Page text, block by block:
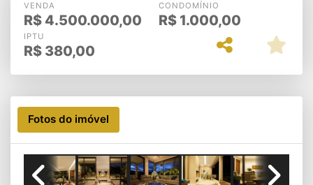
VENDA
R$ 4.500.000,00
CONDOMÍNIO
R$ 1.000,00
IPTU
R$ 380,00
Fotos do imóvel